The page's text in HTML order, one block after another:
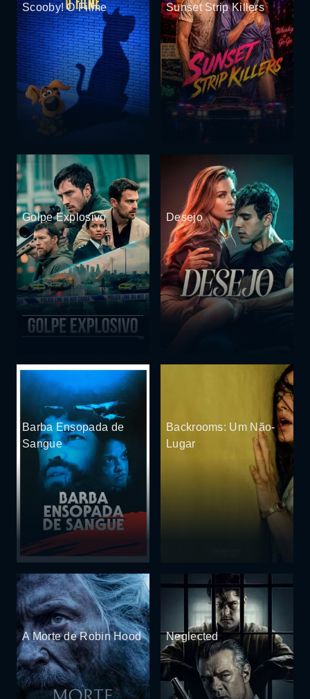
Scooby! O Filme Sunset Strip Killers
Golpe Explosivo Desejo
Barba Ensopada de
Sangue
Backrooms: Um Não-
Lugar
A Morte de Robin Hood Neglected